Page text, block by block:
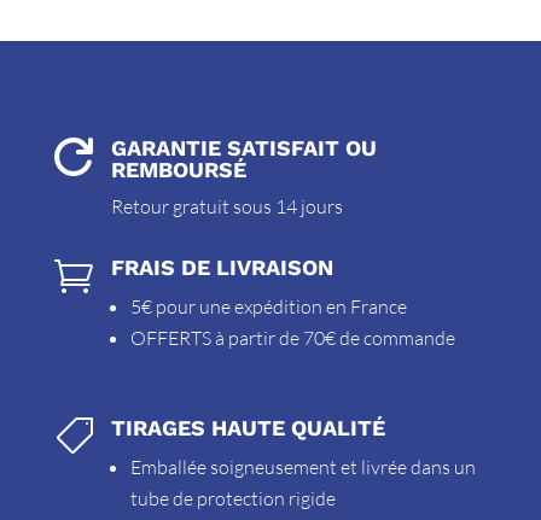

GARANTIE SATISFAIT OU
REMBOURSÉ
Retour gratuit sous 14 jours
 FRAIS DE LIVRAISON
5€ pour une expédition en France
OFFERTS à partir de 70€ de commande
 TIRAGES HAUTE QUALITÉ
Emballée soigneusement et livrée dans un
tube de protection rigide